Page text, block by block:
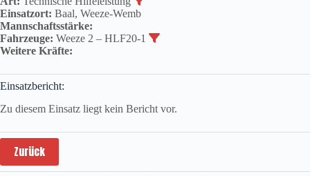
Einsatzort: Baal, Weeze-Wemb
Mannschaftsstärke:
Fahrzeuge: Weeze 2 – HLF20-1
Weitere Kräfte:
Einsatzbericht:
Zu diesem Einsatz liegt kein Bericht vor.
Zurück